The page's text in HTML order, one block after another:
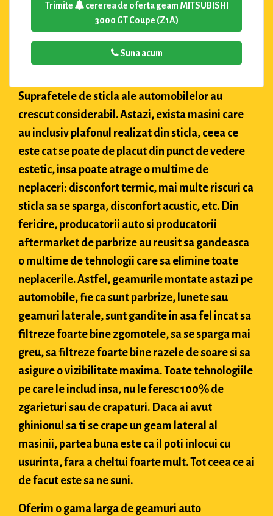
Trimite
cererea de oferta geam MITSUBISHI
3000 GT Coupe (Z1A)
Suna acum
Suprafetele de sticla ale automobilelor au
crescut considerabil. Astazi, exista masini care
au inclusiv plafonul realizat din sticla, ceea ce
este cat se poate de placut din punct de vedere
estetic, insa poate atrage o multime de
neplaceri: disconfort termic, mai multe riscuri ca
sticla sa se sparga, disconfort acustic, etc. Din
fericire, producatorii auto si producatorii
aftermarket de parbrize au reusit sa gandeasca
o multime de tehnologii care sa elimine toate
neplacerile. Astfel, geamurile montate astazi pe
automobile, fie ca sunt parbrize, lunete sau
geamuri laterale, sunt gandite in asa fel incat sa
filtreze foarte bine zgomotele, sa se sparga mai
greu, sa filtreze foarte bine razele de soare si sa
asigure o vizibilitate maxima. Toate tehnologiile
pe care le includ insa, nu le feresc 100% de
zgarieturi sau de crapaturi. Daca ai avut
ghinionul sa ti se crape un geam lateral al
masinii, partea buna este ca il poti inlocui cu
usurinta, fara a cheltui foarte mult. Tot ceea ce ai
de facut este sa ne suni.
Oferim o gama larga de geamuri auto